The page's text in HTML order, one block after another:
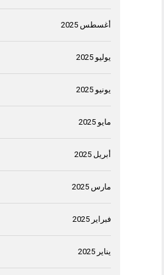
أغسطس 2025
يوليو 2025
يونيو 2025
مايو 2025
أبريل 2025
مارس 2025
فبراير 2025
يناير 2025